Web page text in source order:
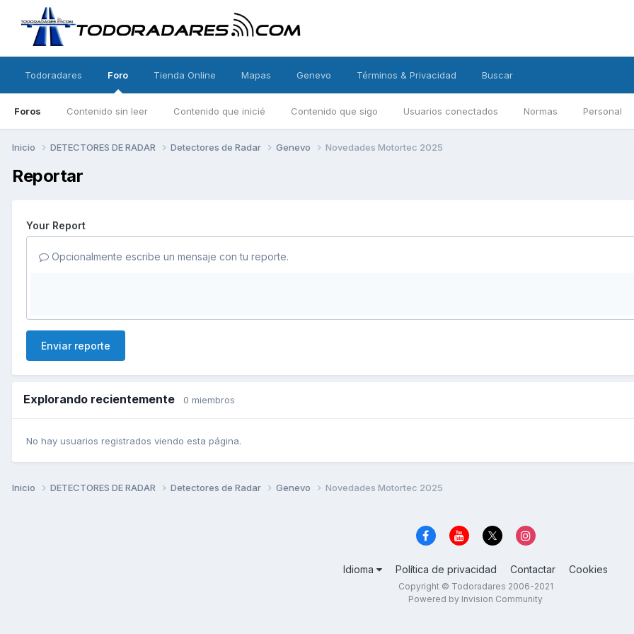
Todoradares Foro
Foros Contenido sin leer Contenido que inicié Contenido que sigo Usuarios conectados Normas Personal
Tienda Online Mapas Genevo Términos & Privacidad Buscar
Inicio DETECTORES DE RADAR Detectores de Radar Genevo Novedades Motortec 2025
Reportar
Your Report
Opcionalmente escribe un mensaje con tu reporte.
Enviar reporte
Explorando recientemente 0 miembros
No hay usuarios registrados viendo esta página.
Inicio DETECTORES DE RADAR Detectores de Radar Genevo Novedades Motortec 2025
Idioma Política de privacidad Contactar Cookies
Copyright © Todoradares 2006-2021
Powered by Invision Community